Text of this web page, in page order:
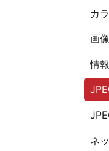
カ
画
情
ネ